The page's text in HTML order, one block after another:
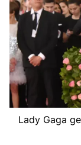
Lady Gaga